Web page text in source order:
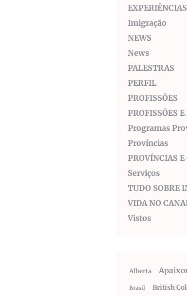
Imigração
NEWS
News
PALESTRAS
PERFIL
PROFISSÕES
PROFISSÕES
Programas
Províncias
PROVÍNCIAS E
Serviços
TUDO SOBRE
VIDA NO
Vistos
Alberta
Brasil British